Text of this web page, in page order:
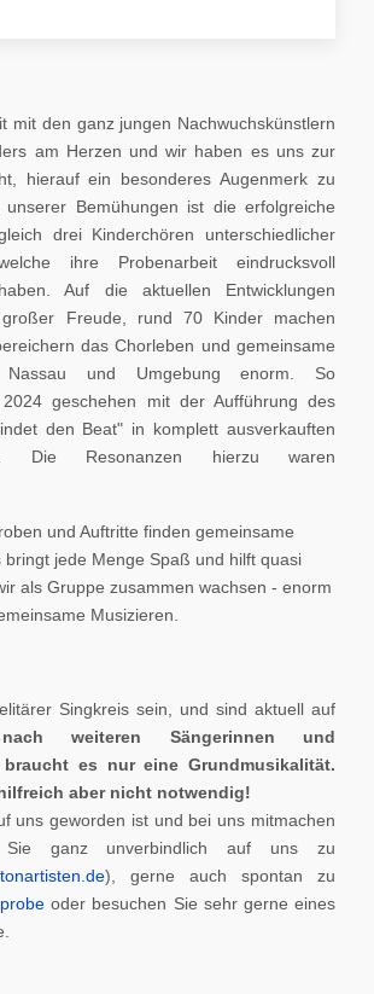
mit den ganz jungen Nachwuchskünstlern
am Herzen und wir haben es uns zur
hierauf ein besonderes Augenmerk zu
unserer Bemühungen ist die erfolgreiche
drei Kinderchören unterschiedlicher
ihre Probenarbeit eindrucksvoll
Auf die aktuellen Entwicklungen
Freude, rund 70 Kinder machen
das Chorleben und gemeinsame
und Umgebung enorm. So
geschehen mit der Aufführung des
den Beat" in komplett ausverkauften
Die Resonanzen hierzu waren
und Auftritte finden gemeinsame
bringt jede Menge Spaß und hilft quasi
als Gruppe zusammen wachsen - enorm
Musizieren.
Singkreis sein, und sind aktuell auf
nach weiteren Sängerinnen und
braucht es nur eine Grundmusikalität.
aber nicht notwendig!
uns geworden ist und bei uns mitmachen
Sie ganz unverbindlich auf uns zu
), gerne auch spontan zu
oder besuchen Sie sehr gerne eines